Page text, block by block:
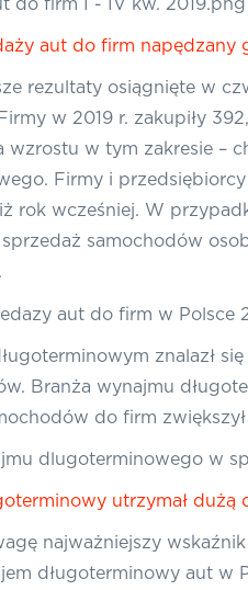
aut do firm napędzany
rezultaty osiągnięte w
Firmy w 2019 r. zakupiły
wzrostu w tym zakresie –
Firmy i
rok wcześniej. W
samochodów
znalazł
Branża wynajmu
do firm
utrzymał
najważniejszy
długoterminowy aut w